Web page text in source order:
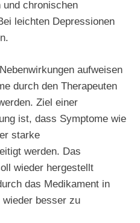
chronischen
leichten Depressionen
aufweisen
durch den Therapeuten
Ziel einer
ist, dass Symptome wie
starke
werden. Das
wieder hergestellt
das Medikament in
besser zu